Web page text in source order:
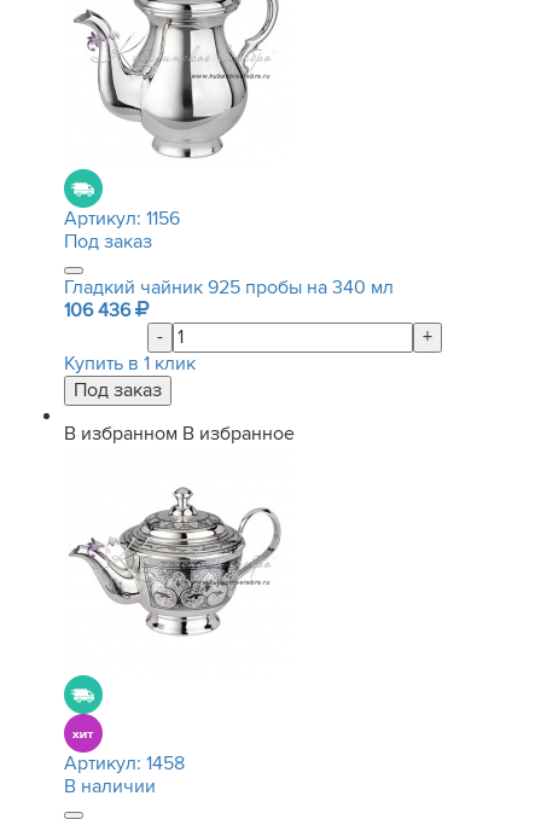
Артикул: 1156
Под заказ
Гладкий чайник 925 пробы на 340 мл
106 436
-
+
Купить в 1 клик
В избранном В избранное
Артикул: 1458
В наличии